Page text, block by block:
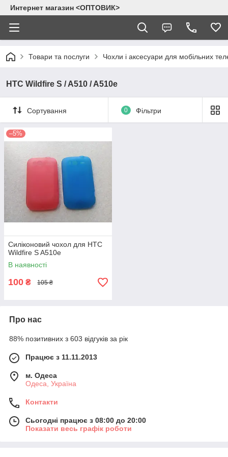
Интернет магазин <ОПТОВИК>
Товари та послуги Чохли і аксесуари для мобільних
HTC Wildfire S / A510 / A510e
Сортування 0 Фільтри
–5%
Силіконовий чохол для HTC
Wildfire S A510e
В наявності
100 ₴ 105 ₴
Про нас
88% позитивних з 603 відгуків за рік
Працює з 11.11.2013
м. Одеса
Одеса, Україна
Контакти
Сьогодні працює з 08:00 до 20:00
Показати весь графік роботи